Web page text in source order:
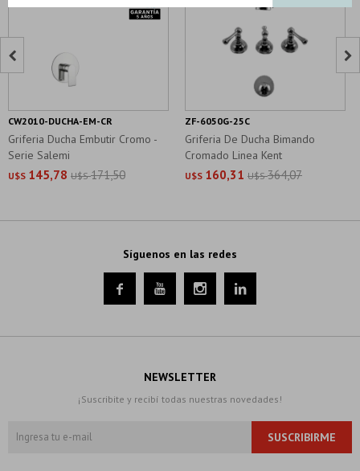
Griferia Ducha Embutir Cromo -
Serie Salemi
U$S 145,78 U$S 171,50
CW2010-DUCHA-EM-CR
Griferia De Ducha Bimando
Cromado Linea Kent
U$S 160,31 U$S 364,07
ZF-6050G-25C
 
Síguenos en las redes
   
NEWSLETTER
¡Suscribite y recibí todas nuestras novedades!
SUSCRIBIRME